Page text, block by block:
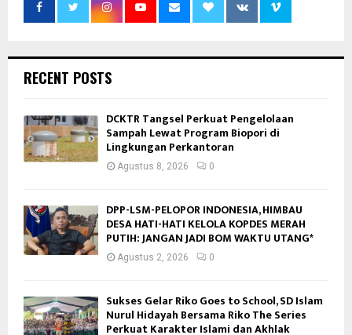
RECENT POSTS
DCKTR Tangsel Perkuat Pengelolaan
Sampah Lewat Program Biopori di
Lingkungan Perkantoran
Agustus 8, 2026 0
DPP-LSM-PELOPOR INDONESIA, HIMBAU
DESA HATI-HATI KELOLA KOPDES MERAH
PUTIH: JANGAN JADI BOM WAKTU UTANG*
Agustus 2, 2026 0
Sukses Gelar Riko Goes to School, SD Islam
Nurul Hidayah Bersama Riko The Series
Perkuat Karakter Islami dan Akhlak